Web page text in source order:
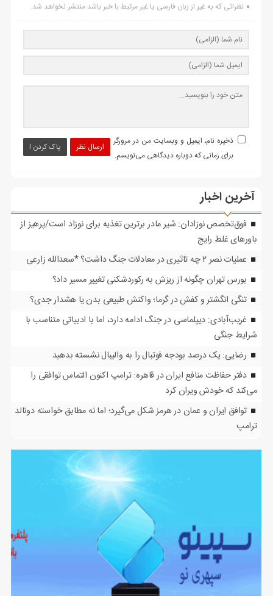
نظراتی که به غیر از زبان فارسی یا غیر مرتبط با خبر باشد منتشر نخواهد شد.
ارسال نظر پاک کردن !
ذخیره نام، ایمیل و وبسایت من در مرورگر
برای زمانی که دوباره دیدگاهی می‌نویسم.
آخرین اخبار
فوق‌تخصص نوزادان: شیر مادر برترین تغذیه برای نوزاد است/پرهیز از
باورهای غلط رایج
عملیات نصر ۲ چه تاثیری در معادلات جنگ داشت؟ *سعدالله زارعی
بورس تهران چگونه از ریزش به رکوردشکنی تغییر مسیر داد؟
تنگی انگشتر و کفش در گرما؛ واکنش طبیعی بدن یا هشدار جدی؟
غریب‌آبادی: دیپلماسی در جنگ ادامه دارد، اما با ادبیاتی متناسب با
شرایط جنگی
رضایی: یک درصد بودجه فوتبال را به والیبال نشسته بدهید
دفتر حفاظت منافع ایران در قاهره: ترامپ اکنون التماس توافقی را
می‌کند که خودش ویران کرد
توافق ایران و عمان در هرمز شکل می‌گیرد؛ اما نه مطابق خواسته دونالد
ترامپ